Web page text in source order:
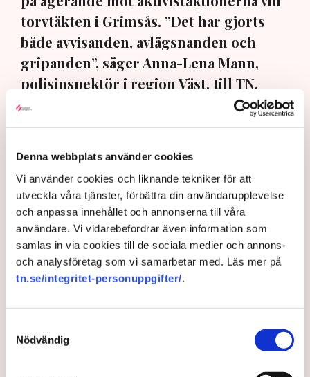
Denna webbplats använder cookies
Vi använder cookies och liknande tekniker för att
utveckla våra tjänster, förbättra din användarupplevelse
och anpassa innehållet och annonserna till våra
användare. Vi vidarebefordrar även information som
samlas in via cookies till de sociala medier och annons-
och analysföretag som vi samarbetar med. Läs mer på
tn.se/integritet-personuppgifter/.
Nödvändig
torvtäkten i Grimsås. ”Det har gjorts
både avvisanden, avlägsnanden och
gripanden”, säger Anna-Lena Mann,
polisinspektör i region Väst, till TN.
Torvtäkten i Grimsås i Tranemo kommun har sedan 28
juli stoppats av aktivistgruppen Återställ Våtmarker
Neovas maskiner
ogräsfrön över täkten.
Aktivisterna klättrar upp på
maskiner – polisen kan inte
avvisa dem: ”Upptrappning
på helt ny nivå”
AI-sammanfattning
Torvtäkten i Grimsås har stoppats av aktivister
sedan 28 juli.